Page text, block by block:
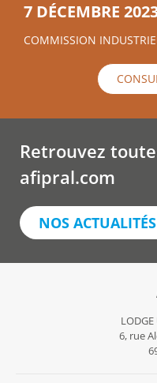
7 DÉCEMBRE
COMMISSION
Retrouvez
afipral.com
NOS ACTUALITÉS
6, rue